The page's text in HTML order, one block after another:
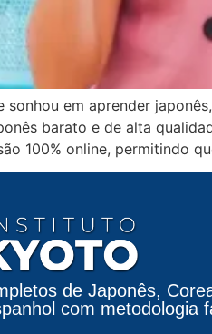
sonhou em aprender
barato e de alta
100% online, permitindo
de Japonês,
com metodologia